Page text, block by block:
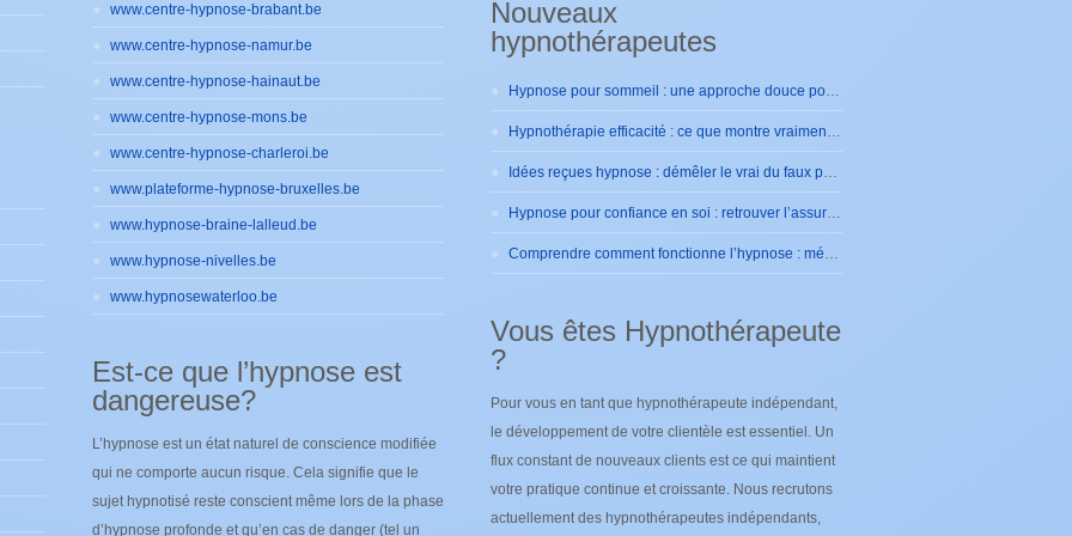
www.centre-hypnose-brabant.be
www.centre-hypnose-namur.be
www.centre-hypnose-hainaut.be
www.centre-hypnose-mons.be
www.centre-hypnose-charleroi.be
www.plateforme-hypnose-bruxelles.be
www.hypnose-braine-lalleud.be
www.hypnose-nivelles.be
www.hypnosewaterloo.be
Est-ce que l’hypnose est
dangereuse?
L’hypnose est un état naturel de conscience modifiée
qui ne comporte aucun risque. Cela signifie que le
sujet hypnotisé reste conscient même lors de la phase
d’hypnose profonde et qu’en cas de danger (tel un
Nouveaux
hypnothérapeutes
Hypnose pour sommeil : une approche douce pour retrouver des nuits sereines
Hypnothérapie efficacité : ce que montre vraiment la pratique
Idées reçues hypnose : démêler le vrai du faux pour se rassurer
Hypnose pour confiance en soi : retrouver l’assurance intérieure durablement
Comprendre comment fonctionne l’hypnose : mécanismes et effets sur le cerveau
Vous êtes Hypnothérapeute
?
Pour vous en tant que hypnothérapeute indépendant,
le développement de votre clientèle est essentiel. Un
flux constant de nouveaux clients est ce qui maintient
votre pratique continue et croissante. Nous recrutons
actuellement des hypnothérapeutes indépendants,